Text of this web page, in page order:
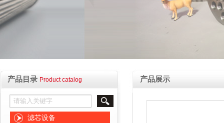
产品目录 Product catalog
滤芯设备
产品展示